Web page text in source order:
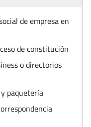
de empresa en
de constitución
o directorios
paquetería